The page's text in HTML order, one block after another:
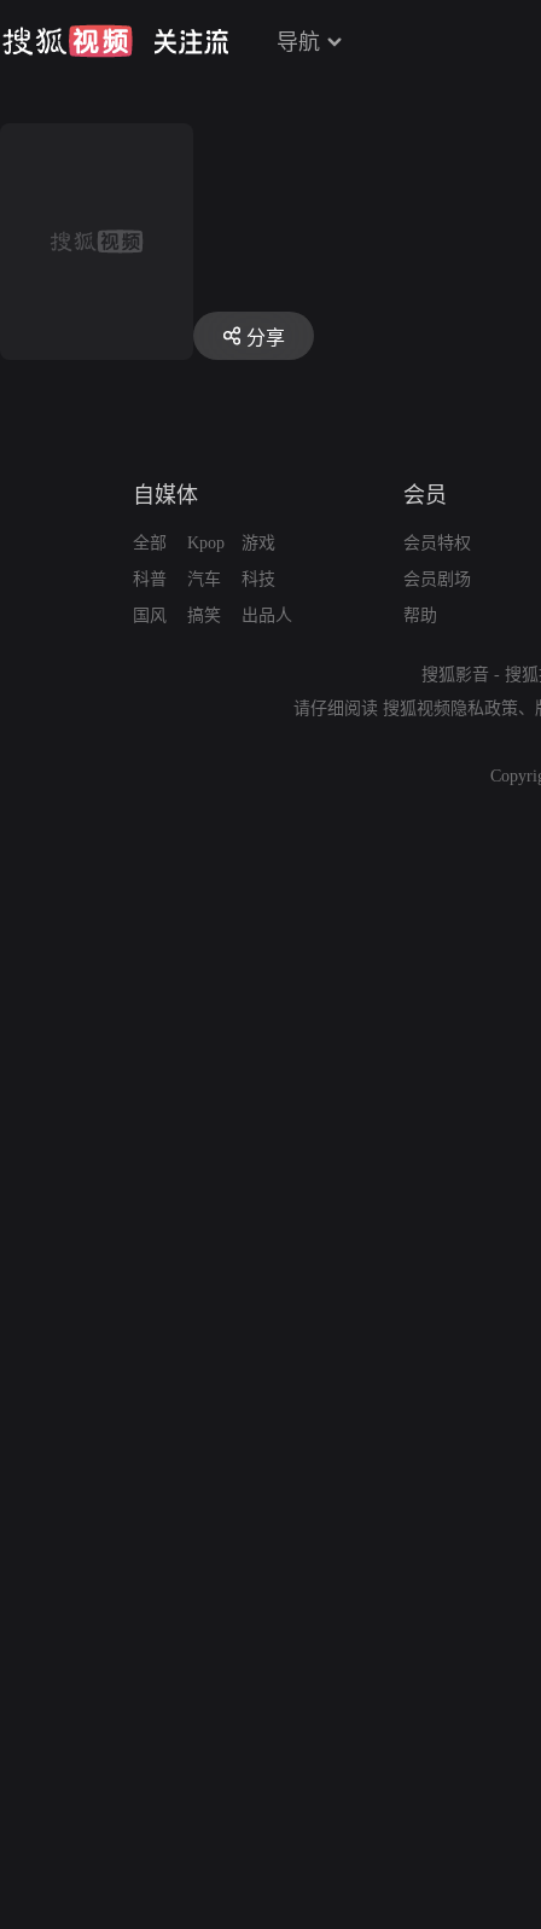
导航
分享
自媒体
全部
科普
国风
Kpop
汽车
搞笑
游戏
科技
出品人
会员
会员特权
会员剧场
帮助
搜狐影音 - 搜
请仔细阅读 搜狐视频隐私政策、